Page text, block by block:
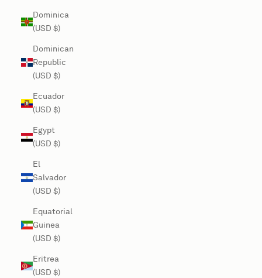
Dominica
(USD $)
Dominican
Republic
(USD $)
Ecuador
(USD $)
Egypt
(USD $)
El
Salvador
(USD $)
Equatorial
Guinea
(USD $)
Eritrea
(USD $)